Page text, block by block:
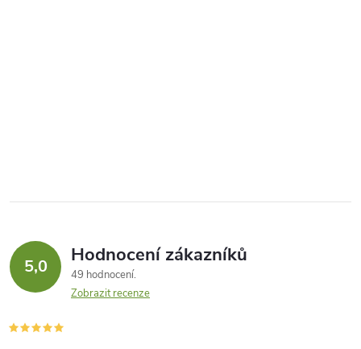
5,0 Hodnocení zákazníků
49 hodnocení
Zobrazit recenze